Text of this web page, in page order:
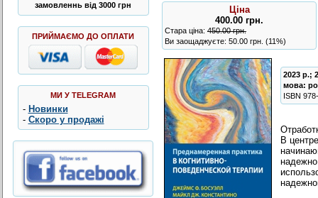
замовленнь від 3000 грн
ПРИЙМАЄМО ДО ОПЛАТИ
МИ У TELEGRAM
- Новинки
- Скоро у продажі
Ціна
400.00 грн.
Стара ціна: 450.00 грн.
Ви заощаджуєте: 50.00 грн. (11%)
2023 р.;
мова:
ISBN
В